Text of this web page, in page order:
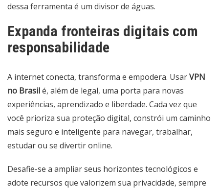
dessa ferramenta é um divisor de águas.
Expanda fronteiras digitais com
responsabilidade
A internet conecta, transforma e empodera. UsarVPN
no Brasilé, além de legal, uma porta para novas
experiências, aprendizado e liberdade. Cada vez que
você prioriza sua proteção digital, constrói um caminho
mais seguro e inteligente para navegar, trabalhar,
estudar ou se divertir online.
Desafie-se a ampliar seus horizontes tecnológicos e
adote recursos que valorizem sua privacidade, sempre